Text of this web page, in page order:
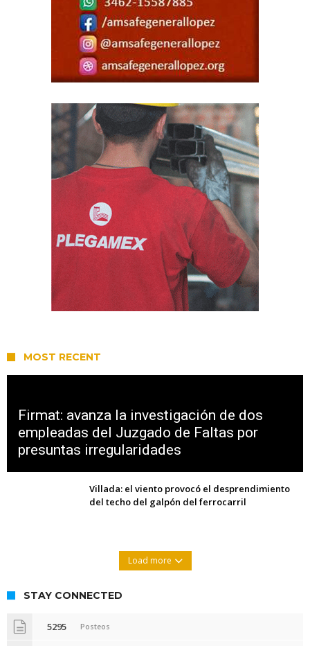
MOST RECENT
Firmat: avanza la investigación de dos
empleadas del Juzgado de Faltas por
presuntas irregularidades
Villada: el viento provocó el desprendimiento
del techo del galpón del ferrocarril
Load more
STAY CONNECTED
5295 Posteos